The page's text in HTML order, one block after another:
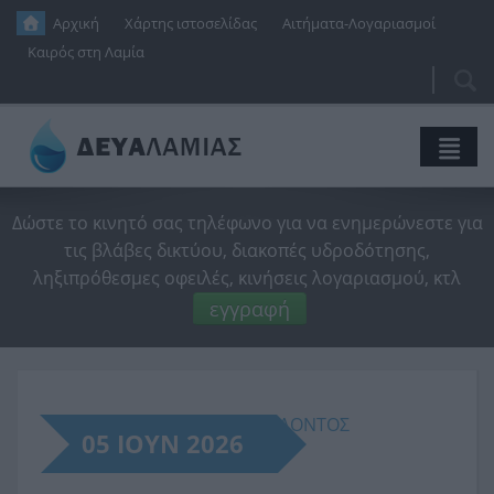
Παράκαμψη προς το κυρίως περιεχόμενο
Αρχική Χάρτης ιστοσελίδας
Αιτήματα-Λογαριασμοί
Καιρός στη Λαμία
Διοικητικό Συμβούλιο
Ιδρυτική Απόφαση
Τεχνικά Προγράμματα
Διαχειριστική Επάρκεια
Ύδρευση
Η Ιστορία Του Νερού
Ποιότητα Νερού
Εξοικονόμηση Νερού
Αποχέτευση
Βιολογικός Καθαρισμός
Δι@ύγεια
Τιμολογιακή Πολιτική
Ανακοινώσεις
Δελτία Τύπου
Επικοινωνία
Δώστε το κινητό σας τηλέφωνο για να ενημερώνεστε για
τις βλάβες δικτύου, διακοπές υδροδότησης,
ληξιπρόθεσμες οφειλές, κινήσεις λογαριασμού, κτλ
εγγραφή
05 ΙΟΥΝ 2026
ΠΑΓΚΟΣΜΙΑ ΗΜΕΡΑ ΠΕΡΙΒΑΛΛΟΝΤΟΣ